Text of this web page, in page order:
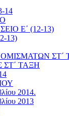
14
Ε΄ (12-13)
13)
ΣΤ΄
ΣΤ΄ ΤΑΞΗ
2014.
2013